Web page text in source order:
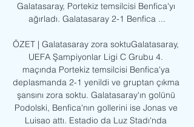
Galatasaray, Portekiz temsilcisi Benfica'yı
ağırladı. Galatasaray 2-1 Benfica ...
ÖZET | Galatasaray zora soktuGalatasaray,
UEFA Şampiyonlar Ligi C Grubu 4.
maçında Portekiz temsilcisi Benfica'ya
deplasmanda 2-1 yenildi ve gruptan çıkma
şansını zora soktu. Galatasaray'ın golünü
Podolski, Benfica'nın gollerini ise Jonas ve
Luisao attı. Estadio da Luz Stadı'nda